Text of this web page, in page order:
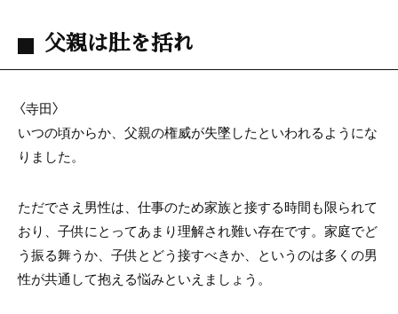
父親は肚を括れ
〈寺田〉
いつの頃からか、父親の権威が失墜したといわれるようにな
りました。
ただでさえ男性は、仕事のため家族と接する時間も限られて
おり、子供にとってあまり理解され難い存在です。家庭でど
う振る舞うか、子供とどう接すべきか、というのは多くの男
性が共通して抱える悩みといえましょう。